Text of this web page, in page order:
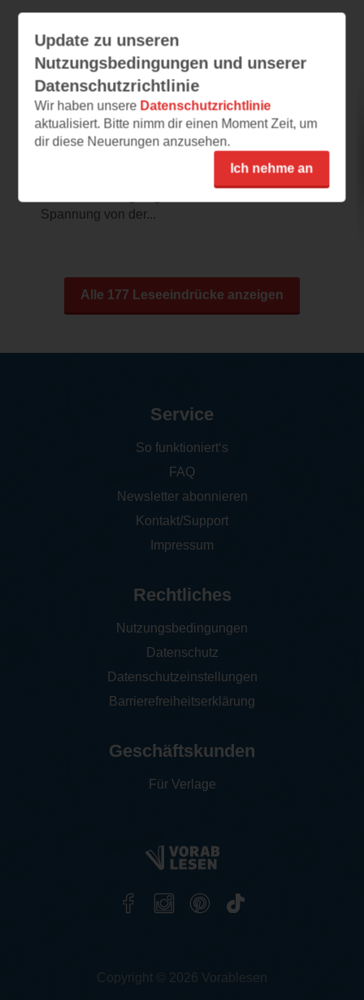
Leseeindrücke
Verlorenes Herz
30.11.2025 – 18:13
Spannung von der...
Alle 177 Leseeindrücke anzeigen
Update zu unseren
Nutzungsbedingungen und unserer
Datenschutzrichtlinie
Wir haben unsere Datenschutzrichtlinie
aktualisiert. Bitte nimm dir einen Moment Zeit, um
dir diese Neuerungen anzusehen.
Ich nehme an
Service
So funktioniert‘s
FAQ
Newsletter abonnieren
Kontakt/Support
Impressum
Rechtliches
Nutzungsbedingungen
Datenschutz
Datenschutzeinstellungen
Barrierefreiheitserklärung
Geschäftskunden
Für Verlage
Copyright © 2026 Vorablesen